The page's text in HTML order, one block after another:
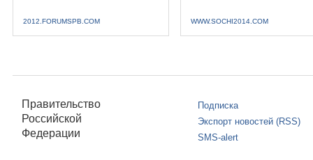
2012.FORUMSPB.COM WWW.SOCHI2014.COM
Правительство
Российской
Федерации
Подписка
Экспорт новостей (RSS)
SMS-alert